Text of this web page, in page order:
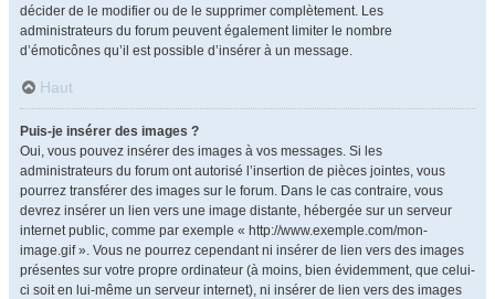
décider de le modifier ou de le supprimer complètement. Les
administrateurs du forum peuvent également limiter le nombre
d’émoticônes qu’il est possible d’insérer à un message.
Haut
Puis-je insérer des images ?
Oui, vous pouvez insérer des images à vos messages. Si les
administrateurs du forum ont autorisé l’insertion de pièces jointes, vous
pourrez transférer des images sur le forum. Dans le cas contraire, vous
devrez insérer un lien vers une image distante, hébergée sur un serveur
internet public, comme par exemple « http://www.exemple.com/mon-
image.gif ». Vous ne pourrez cependant ni insérer de lien vers des images
présentes sur votre propre ordinateur (à moins, bien évidemment, que celui-
ci soit en lui-même un serveur internet), ni insérer de lien vers des images